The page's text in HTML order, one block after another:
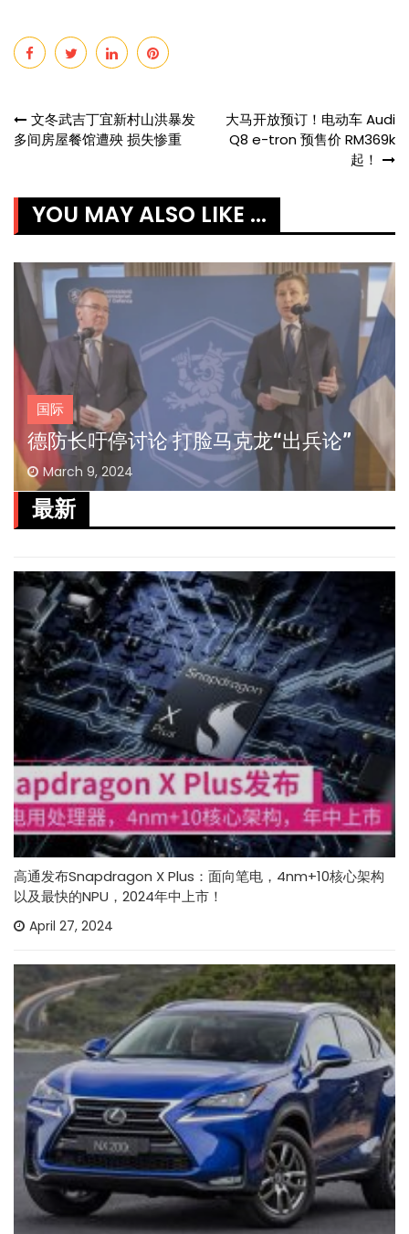
Post
文冬武吉丁宜新村山洪暴发
多间房屋餐馆遭殃 损失惨重
大马开放预订！电动车 Audi
Q8 e-tron 预售价 RM369k
起！
YOU MAY ALSO LIKE ...
国际
德防长吁停讨论 打脸马克龙“出兵论”
March 9, 2024
最新
高通发布Snapdragon X Plus：面向笔电，4nm+10核心架构
以及最快的NPU，2024年中上市！
April 27, 2024